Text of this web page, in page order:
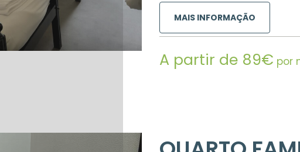
MAIS INFORMAÇÃO
A partir de 89€ por